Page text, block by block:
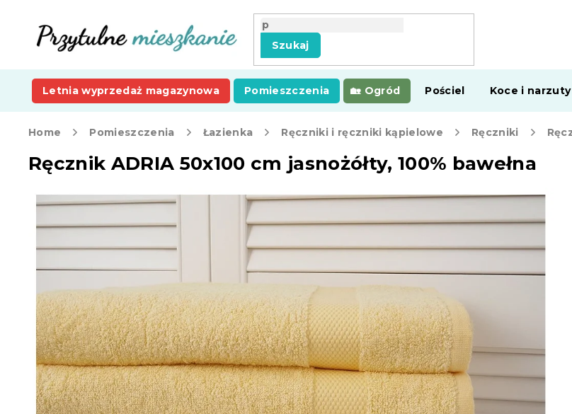
Szukaj
Letnia wyprzedaż magazynowa Pomieszczenia Ogród Pościel Koce i narzuty
Home Pomieszczenia Łazienka Ręczniki i ręczniki kąpielowe Ręczniki
Ręcznik ADRIA 50x100 cm jasnożółty, 100% bawełna